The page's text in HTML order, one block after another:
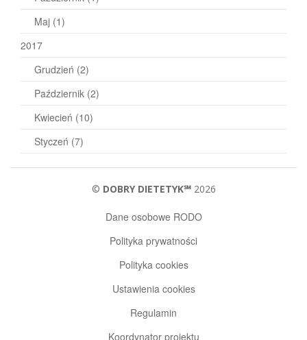
Maj (1)
2017
Grudzień (2)
Październik (2)
Kwiecień (10)
Styczeń (7)
© DOBRY DIETETYK℠2026
Dane osobowe RODO
Polityka prywatności
Polityka cookies
Ustawienia cookies
Regulamin
Koordynator projektu